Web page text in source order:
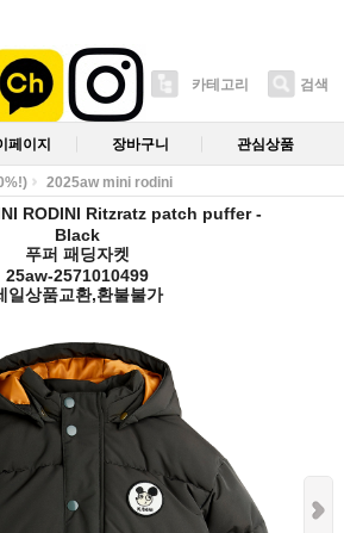
카테고리 검색
페이지 장바구니 관심상품
2025aw mini rodini
RODINI Ritzratz patch puffer -
Black
푸퍼 패딩자켓
25aw-2571010499
일상품교환,환불불가